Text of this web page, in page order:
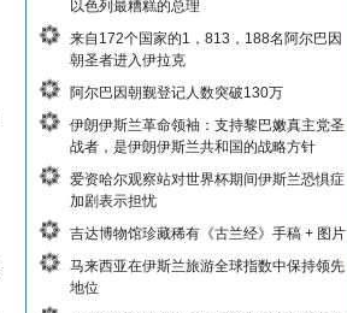
以色列最糟糕的总理
来自172个国家的1，813，188名阿尔巴因
朝圣者进入伊拉克
阿尔巴因朝觐登记人数突破130万
伊朗伊斯兰革命领袖：支持黎巴嫩真主党圣
战者，是伊朗伊斯兰共和国的战略方针
爱资哈尔观察站对世界杯期间伊斯兰恐惧症
加剧表示担忧
吉达博物馆珍藏稀有《古兰经》手稿 + 图片
马来西亚在伊斯兰旅游全球指数中保持领先
地位